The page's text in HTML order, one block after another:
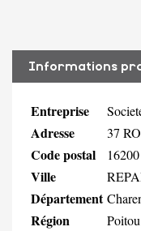
Informations
Entreprise
Adresse 37
Code postal 16200
Ville
Département
Région